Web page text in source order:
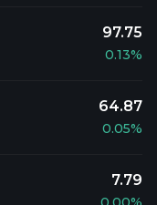
97.75
0.13%
64.87
0.05%
7.79